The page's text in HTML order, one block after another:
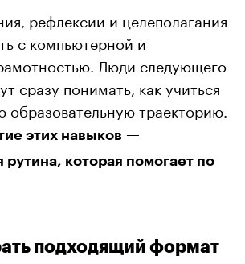
рефлексии и целеполагания
с компьютерной и
Люди следующего
сразу понимать, как учиться
образовательную траекторию.
этих навыков —
которая помогает по
подходящий формат